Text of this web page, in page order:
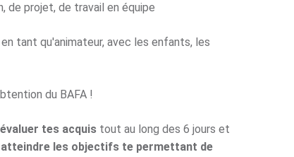
de projet, de travail en équipe
tant qu'animateur, avec les enfants, les
du BAFA !
évaluer tes acquistout au long des 6 jours et
atteindre les objectifs te permettant de